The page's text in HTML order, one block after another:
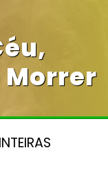
Morrer